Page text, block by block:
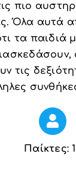
πιο
Όλα αυτά
τα παιδιά
τις
Παίκτες: